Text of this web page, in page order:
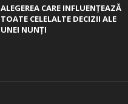
ALEGEREA CARE INFLUENȚEAZĂ
TOATE CELELALTE DECIZII ALE
UNEI NUNȚI